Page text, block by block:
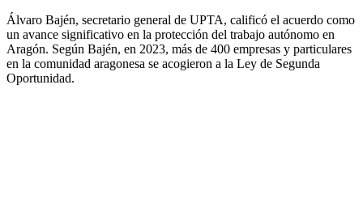
Álvaro Bajén, secretario general de UPTA, calificó el acuerdo como
un avance significativo en la protección del trabajo autónomo en
Aragón. Según Bajén, en 2023, más de 400 empresas y particulares
en la comunidad aragonesa se acogieron a la Ley de Segunda
Oportunidad.